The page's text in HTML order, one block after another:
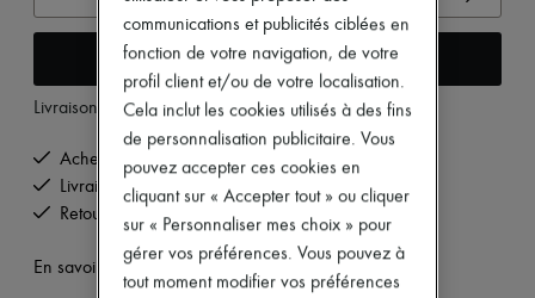
Manteaux
Sweatshirts
Sandales & Mules
Sneakers
Ballerines
Bottes & Bottines
Ajouter au panier
Livraison à partir demardi 11 août
Achetez maintenant, payez plus tard.
Livraison offerte à partir de 200 € d'achats
Retours offerts et enlevés à domicile
En savoir plus sur cet article
communications et publicités ciblées en
fonction de votre navigation, de votre
profil client et/ou de votre localisation.
Cela inclut les cookies utilisés à des fins
de personnalisation publicitaire. Vous
pouvez accepter ces cookies en
cliquant sur « Accepter tout » ou cliquer
sur « Personnaliser mes choix » pour
gérer vos préférences. Vous pouvez à
tout moment modifier vos préférences